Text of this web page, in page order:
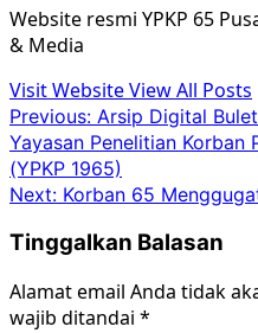
Website resmi YPKP 65
& Media
Visit WebsiteView All Posts
Post
navigation
Previous: Arsip Digital
Yayasan Penelitian Korban
(YPKP 1965)
Next: Korban 65
Tinggalkan Balasan
Alamat email Anda tidak
wajib ditandai *